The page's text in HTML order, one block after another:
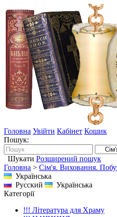
Головна Увійти Кабінет Кошик
Пошук:
Шукати Розширений пошук
Головна > Сім'я. Виховання.
Українська
Русский
Українська
Категорії
!!! Література для Храму